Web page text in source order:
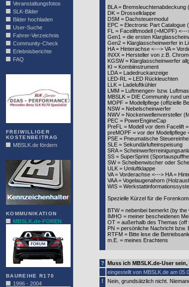
Veranstaltungsfotos
SLK-Bilder
Bilder hochladen
User-Suche
Fahrer-Verzeichnis
Community-Check
Erlebnisberichte
FAQ
FREIWILLIGER
KOSTENBEITRAG
MBSLK.de fördern
KOMMUNIKATION
MBSLK.de-FOREN
BAUREIHE R170
1996 - 2004
BLA = Bremsleuchtenabdeckung
DK = Drosselklappe
DSM = Dachsteuermodul
EPC = Electronic Part Catalogue
FL = Faceliftmodell (=MOPF)
Gen1 = die ersten
Gen2 = Klarglasscheinwerfer in
HA = Hinterachse <---> VA =
INXX = Hersteller von z.B.
KGSW = Klarglasscheinwerfer
KI = Kombiinstrument
LDA = Ladedruckanzeige
LED-RL = LED Rückleuchten
LLK = Ladeluftkühler
LMM = Luftmengen- bzw.
MBSLK = DIE Community rund
MOPF = Modellpflege (offizielle
NSW = Nebelscheinwerfer
NWV = Nockenwellenversteller
PEC = PowerEngineCap
PreFL = Modell vor dem Facelift
preMOPF = vor der Modellpflege
PSE = Pneumatische
SLE = Sekundärlufteinspeisung
SRA =
SS = SuperSprint
SW = Scheibenwischer oder
ULK = Umluftklappe
VA = Vorderachse <---> HA =
VAA = Vogelaugenahorn
WIS =
Spezielle Kürzel für die
BTW = nebenbei bemerkt (by the
IMHO = meiner bescheidenen
OT = außerhalb des Themas (off
PN = persönliche Nachricht bzw.
RTFM = Bitte lese die
m.E. = meines Erachtens
? Muss ich MBSLK.de-User
eingestellt von MBSLK.de am
!
Nein, grundsätzlich nicht.